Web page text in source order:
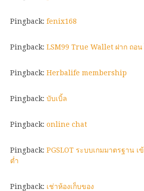
Pingback: fenix168
Pingback: LSM99 True Wallet ฝาก ถอ
Pingback: Herbalife membership
Pingback: บับเบิ้ล
Pingback: online chat
Pingback: PGSLOT ระบบเกมมาตรฐาน เ
ต่ำ
Pingback: เช่าห้องเก็บของ